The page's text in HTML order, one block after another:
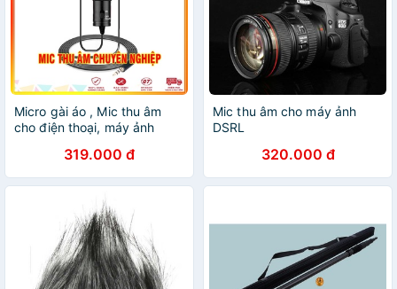
Micro gài áo , Mic thu âm
cho điện thoại, máy ảnh
chính hãng319.000 đ
Mic thu âm cho máy ảnh
DSRL
320.000 đ